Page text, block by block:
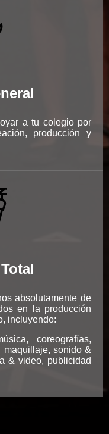
a tu colegio por
producción y
absolutamente de
en la producción
incluyendo:
coreografías,
maquillaje, sonido &
& video, publicidad